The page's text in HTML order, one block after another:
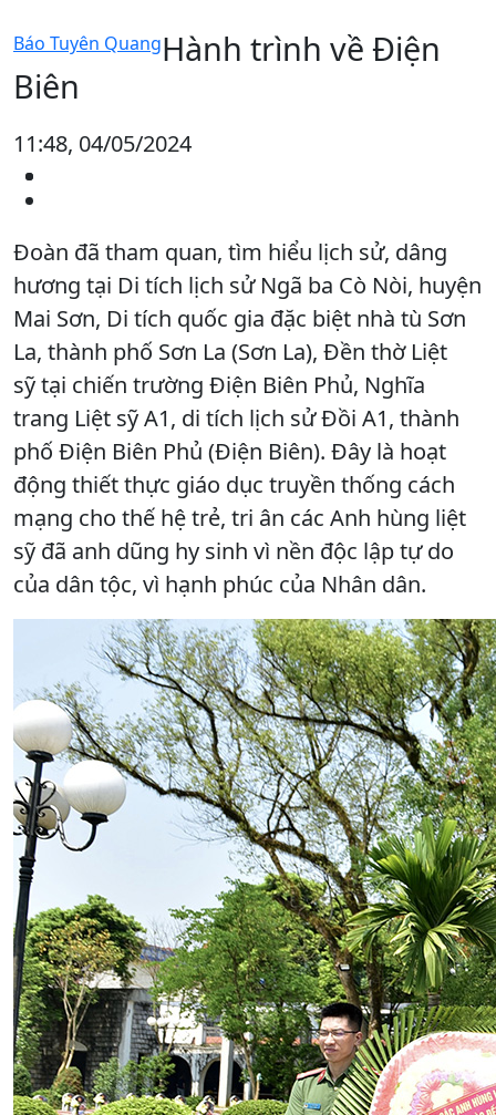
Báo Tuyên QuangHành trình về Điện
Biên
11:48, 04/05/2024
Đoàn đã tham quan, tìm hiểu lịch sử, dâng
hương tại Di tích lịch sử Ngã ba Cò Nòi, huyện
Mai Sơn, Di tích quốc gia đặc biệt nhà tù Sơn
La, thành phố Sơn La (Sơn La), Đền thờ Liệt
sỹ tại chiến trường Điện Biên Phủ, Nghĩa
trang Liệt sỹ A1, di tích lịch sử Đồi A1, thành
phố Điện Biên Phủ (Điện Biên). Đây là hoạt
động thiết thực giáo dục truyền thống cách
mạng cho thế hệ trẻ, tri ân các Anh hùng liệt
sỹ đã anh dũng hy sinh vì nền độc lập tự do
của dân tộc, vì hạnh phúc của Nhân dân.